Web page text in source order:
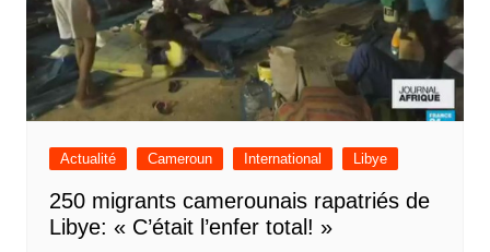
Actualité Cameroun International Libye
250 migrants camerounais rapatriés de
Libye: « C’était l’enfer total! »